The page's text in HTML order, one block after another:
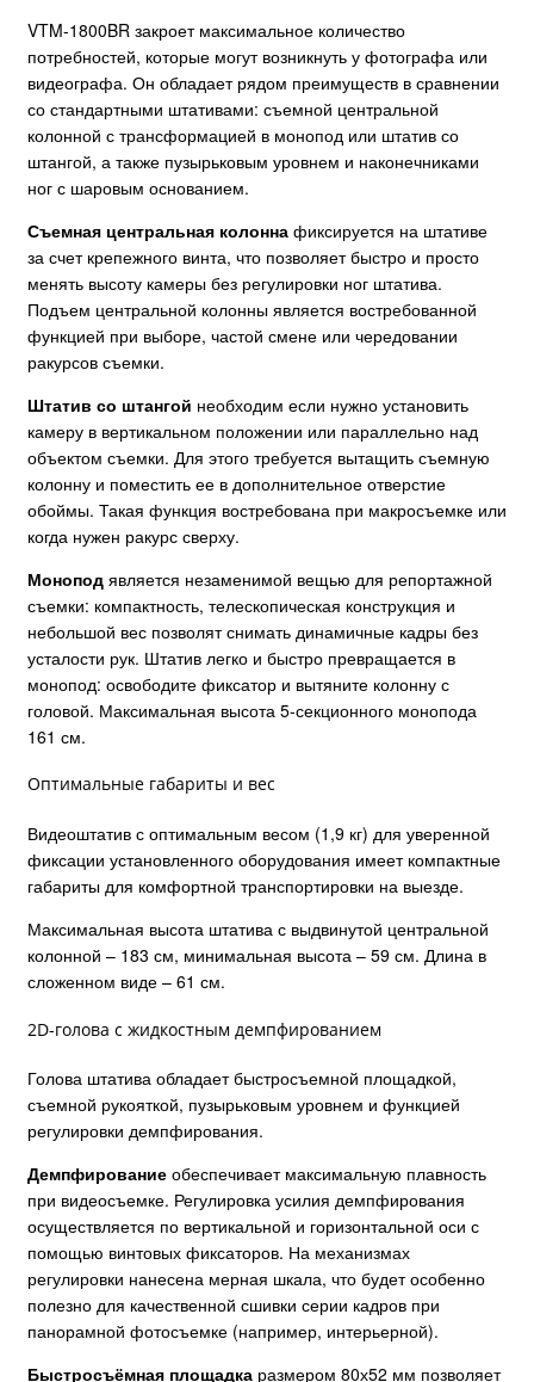
VTM-1800BR закроет максимальное количество
потребностей, которые могут возникнуть у фотографа или
видеографа. Он обладает рядом преимуществ в сравнении
со стандартными штативами: съемной центральной
колонной с трансформацией в монопод или штатив со
штангой, а также пузырьковым уровнем и наконечниками
ног с шаровым основанием.
Съемная центральная колонна фиксируется на штативе
за счет крепежного винта, что позволяет быстро и просто
менять высоту камеры без регулировки ног штатива.
Подъем центральной колонны является востребованной
функцией при выборе, частой смене или чередовании
ракурсов съемки.
Штатив со штангой необходим если нужно установить
камеру в вертикальном положении или параллельно над
объектом съемки. Для этого требуется вытащить съемную
колонну и поместить ее в дополнительное отверстие
обоймы. Такая функция востребована при макросъемке или
когда нужен ракурс сверху.
Монопод является незаменимой вещью для репортажной
съемки: компактность, телескопическая конструкция и
небольшой вес позволят снимать динамичные кадры без
усталости рук. Штатив легко и быстро превращается в
монопод: освободите фиксатор и вытяните колонну с
головой. Максимальная высота 5-секционного монопода
161 см.
Оптимальные габариты и вес
Видеоштатив с оптимальным весом (1,9 кг) для уверенной
фиксации установленного оборудования имеет компактные
габариты для комфортной транспортировки на выезде.
Максимальная высота штатива с выдвинутой центральной
колонной – 183 см, минимальная высота – 59 см. Длина в
сложенном виде – 61 см.
2D-голова с жидкостным демпфированием
Голова штатива обладает быстросъемной площадкой,
съемной рукояткой, пузырьковым уровнем и функцией
регулировки демпфирования.
Демпфирование обеспечивает максимальную плавность
при видеосъемке. Регулировка усилия демпфирования
осуществляется по вертикальной и горизонтальной оси с
помощью винтовых фиксаторов. На механизмах
регулировки нанесена мерная шкала, что будет особенно
полезно для качественной сшивки серии кадров при
панорамной фотосъемке (например, интерьерной).
Быстросъёмная площадка размером 80х52 мм позволяет